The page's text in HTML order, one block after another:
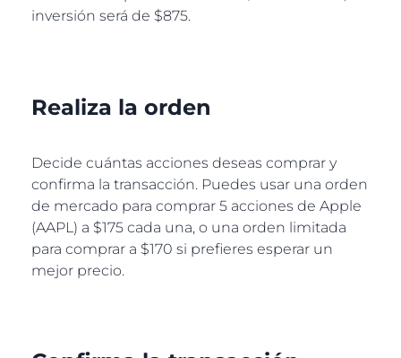
inversión será de $875.
Realiza la orden
Decide cuántas acciones deseas comprar y
confirma la transacción. Puedes usar una orden
de mercado para comprar 5 acciones de Apple
(AAPL) a $175 cada una, o una orden limitada
para comprar a $170 si prefieres esperar un
mejor precio.